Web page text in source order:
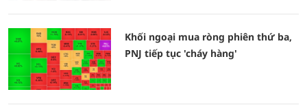
Khối ngoại mua ròng phiên thứ ba,
PNJ tiếp tục 'cháy hàng'